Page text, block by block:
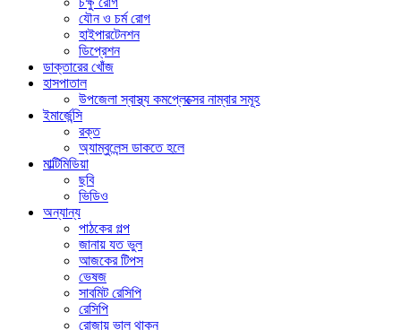
যৌন ও চর্ম রোগ
হাইপারটেনশন
ডিপ্রেশন
ডাক্তারের খোঁজ
হাসপাতাল
উপজেলা স্বাস্থ্য কমপ্লেক্সের নাম্বার সমূহ
ইমার্জেন্সি
রক্ত
অ্যাম্বুলেন্স ডাকতে হলে
মাল্টিমিডিয়া
ছবি
ভিডিও
অন্যান্য
পাঠকের গল্প
জানায় যত ভুল
আজকের টিপস
ভেষজ
সাবমিট রেসিপি
রেসিপি
রোজায় ভাল থাকুন